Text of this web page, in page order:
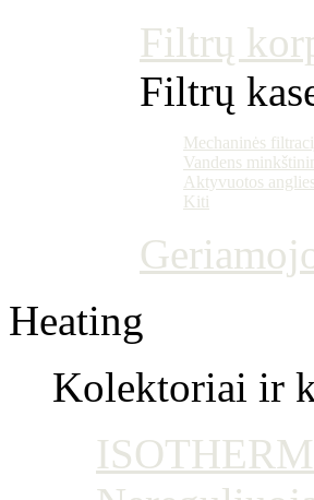
Filtrų
Filtrų
Mechaninės
Vandens
Aktyvuotos
Kiti
Heating
Kolektoriai ir